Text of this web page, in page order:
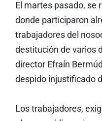
El martes pasado, se
donde participaron
trabajadores del
destitución de varios
director Efraín
despido injustificado
Los trabajadores,